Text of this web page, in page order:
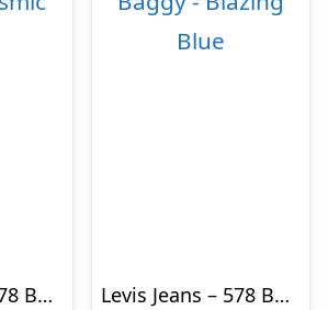
Levis Jeans – 578 Baggy – Cosmic
Levis Jeans – 578 Baggy – Blazing Blue